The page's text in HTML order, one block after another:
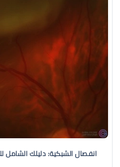
انفصال الشبكية: دليلك الشامل